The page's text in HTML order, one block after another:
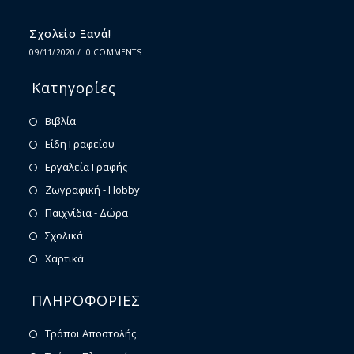
Σχολείο Ξανά!
09/11/2020 / 0 COMMENTS
Κατηγορίες
Βιβλία
Είδη Γραφείου
Εργαλεία Γραφής
Ζωγραφική - Hobby
Παιχνίδια - Δώρα
Σχολικά
Χαρτικά
ΠΛΗΡΟΦΟΡΙΕΣ
Τρόποι Αποστολής